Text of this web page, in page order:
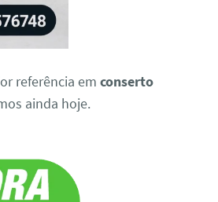
referência emconserto
ainda hoje.